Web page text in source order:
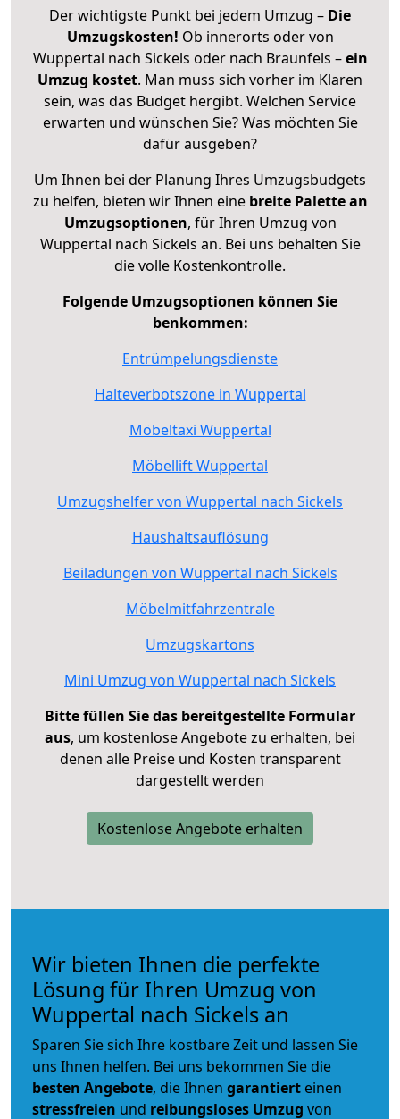
Der wichtigste Punkt bei jedem Umzug – Die
Umzugskosten! Ob innerorts oder von
Wuppertal nach Sickels oder nach Braunfels –ein
Umzug kostet. Man muss sich vorher im Klaren
sein, was das Budget hergibt. Welchen Service
erwarten und wünschen Sie? Was möchten Sie
dafür ausgeben?
Um Ihnen bei der Planung Ihres Umzugsbudgets
zu helfen, bieten wir Ihnen eine breite Palette an
Umzugsoptionen, für Ihren Umzug von
Wuppertal nach Sickels an. Bei uns behalten Sie
die volle Kostenkontrolle.
Folgende Umzugsoptionen können Sie
benkommen:
Entrümpelungsdienste
Halteverbotszone in Wuppertal
Möbeltaxi Wuppertal
Möbellift Wuppertal
Umzugshelfer von Wuppertal nach Sickels
Haushaltsauflösung
Beiladungen von Wuppertal nach Sickels
Möbelmitfahrzentrale
Umzugskartons
Mini Umzug von Wuppertal nach Sickels
Bitte füllen Sie das bereitgestellte Formular
aus, um kostenlose Angebote zu erhalten, bei
denen alle Preise und Kosten transparent
dargestellt werden
Kostenlose Angebote erhalten
Wir bieten Ihnen die perfekte
Lösung für Ihren Umzug von
Wuppertal nach Sickels an
Sparen Sie sich Ihre kostbare Zeit und lassen Sie
uns Ihnen helfen. Bei uns bekommen Sie die
besten Angebote, die Ihnen garantiert einen
stressfreien und reibungsloses Umzug von